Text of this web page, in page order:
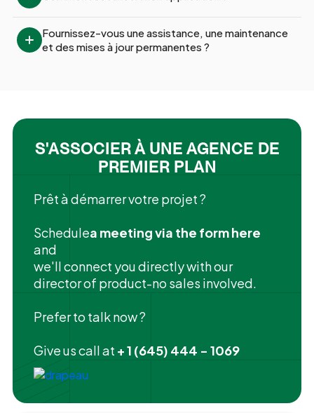
Fournissez-vous une assistance, une maintenance
et des mises à jour permanentes ?
S'ASSOCIER À UNE AGENCE DE
PREMIER PLAN
Prêt à démarrer votre projet ?
‍Schedulea meeting via the form here
and
we'll connect you directly with our
director of product-no sales involved.
Prefer to talk now ?
Give us call at + 1 (645) 444 - 1069